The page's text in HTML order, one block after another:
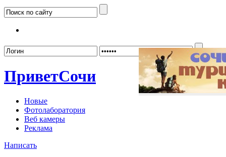
ПриветСочи
Новые
Фотолаборатория
Веб камеры
Реклама
Написать